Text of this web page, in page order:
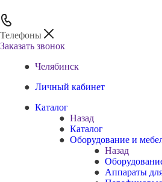
Телефоны
Заказать звонок
Челябинск
Личный кабинет
Каталог
Назад
Каталог
Оборудование и
Назад
Аппараты